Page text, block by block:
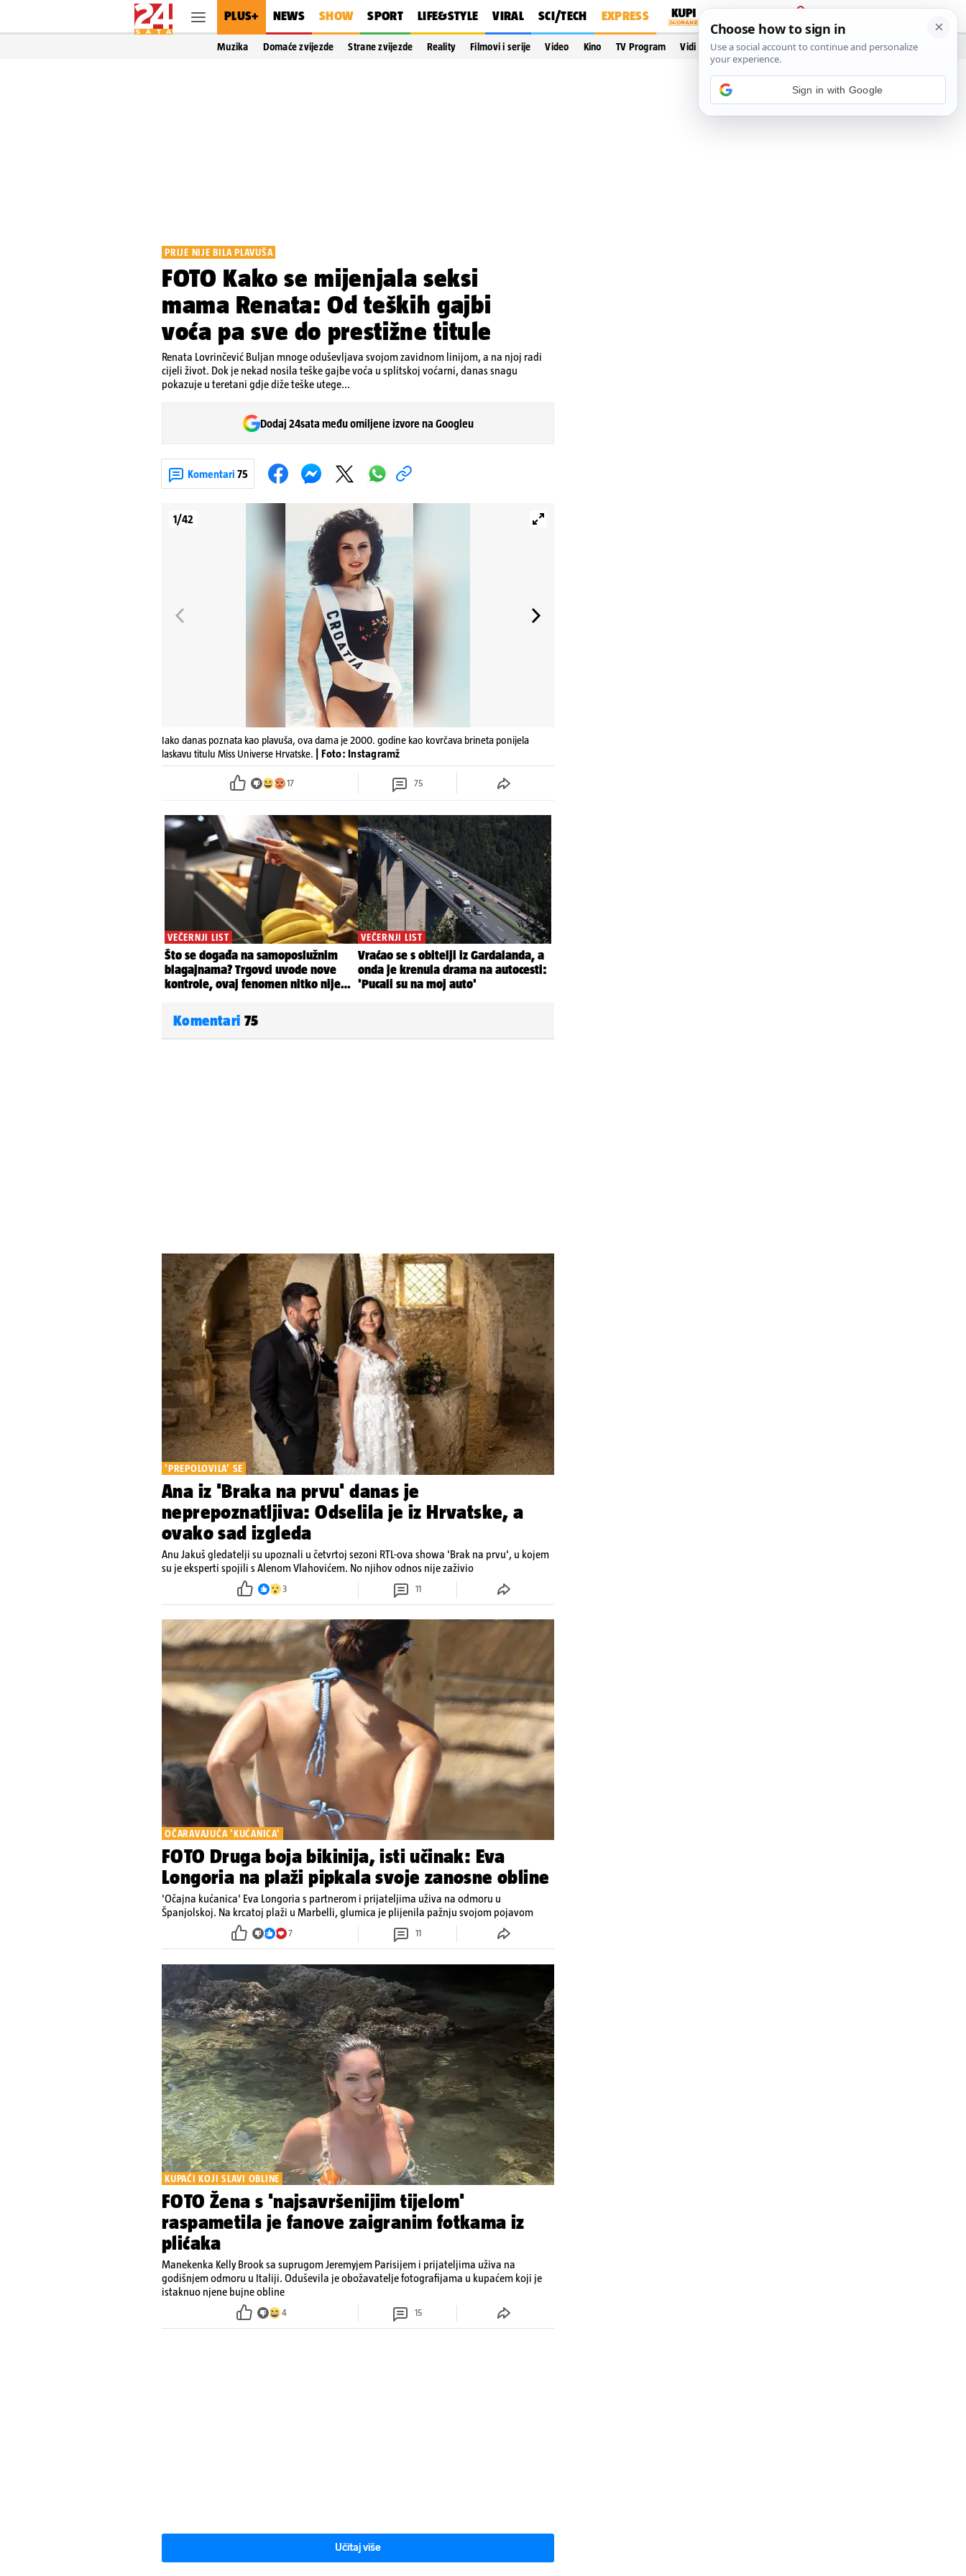
PLUS+ NEWS SHOW SPORT LIFE&STYLE VIRAL SCI/TECH EXPRESS
PRIJAVA
Muzika Domaće zvijezde Strane zvijezde Reality Filmovi i serije Video Kino TV Program Vidi još…
PRIJE NIJE BILA PLAVUŠA
FOTO Kako se mijenjala seksi
mama Renata: Od teških gajbi
voća pa sve do prestižne titule
Renata Lovrinčević Buljan mnoge oduševljava svojom zavidnom linijom, a na njoj radi
cijeli život. Dok je nekad nosila teške gajbe voća u splitskoj voćarni, danas snagu
pokazuje u teretani gdje diže teške utege...
Dodaj 24sata među omiljene izvore na Googleu
Komentari 75
1/42
Iako danas poznata kao plavuša, ova dama je 2000. godine kao kovrčava brineta ponijela
laskavu titulu Miss Universe Hrvatske.
| Foto: Instagramž
17 75
Komentari 75
'PREPOLOVILA' SE
Ana iz 'Braka na prvu' danas je
neprepoznatljiva: Odselila je iz Hrvatske, a
ovako sad izgleda
Anu Jakuš gledatelji su upoznali u četvrtoj sezoni RTL-ova showa 'Brak na prvu', u kojem
su je eksperti spojili s Alenom Vlahovićem. No njihov odnos nije zaživio
3 11
OČARAVAJUĆA 'KUĆANICA'
FOTO Druga boja bikinija, isti učinak: Eva
Longoria na plaži pipkala svoje zanosne obline
'Očajna kućanica' Eva Longoria s partnerom i prijateljima uživa na odmoru u
Španjolskoj. Na krcatoj plaži u Marbelli, glumica je plijenila pažnju svojom pojavom
7 11
KUPAĆI KOJI SLAVI OBLINE
FOTO Žena s 'najsavršenijim tijelom'
raspametila je fanove zaigranim fotkama iz
plićaka
Manekenka Kelly Brook sa suprugom Jeremyjem Parisijem i prijateljima uživa na
godišnjem odmoru u Italiji. Oduševila je obožavatelje fotografijama u kupaćem koji je
istaknuo njene bujne obline
4 15
Učitaj više
Sign in with Google